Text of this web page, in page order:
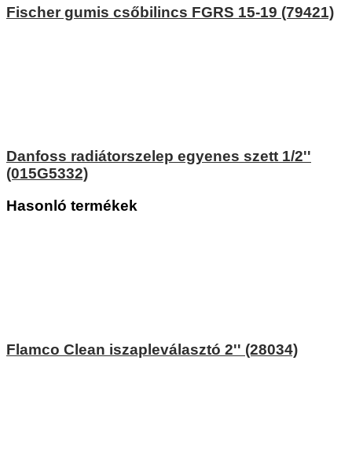
Fischer gumis csőbilincs FGRS 15-19 (79421)
Danfoss radiátorszelep egyenes szett 1/2''
(015G5332)
Hasonló termékek
Flamco Clean iszapleválasztó 2'' (28034)